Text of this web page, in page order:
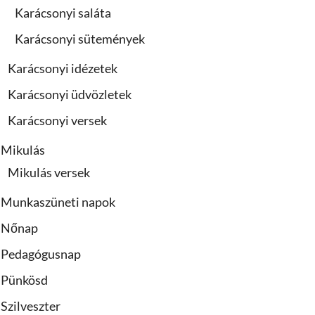
Karácsonyi saláta
Karácsonyi sütemények
Karácsonyi idézetek
Karácsonyi üdvözletek
Karácsonyi versek
Mikulás
Mikulás versek
Munkaszüneti napok
Nőnap
Pedagógusnap
Pünkösd
Szilveszter